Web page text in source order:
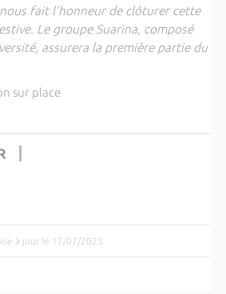
fait l'honneur de clôturer cette
Le groupe Suarina, composé
assurera la première partie du
sur place
à jour le 17/07/2025